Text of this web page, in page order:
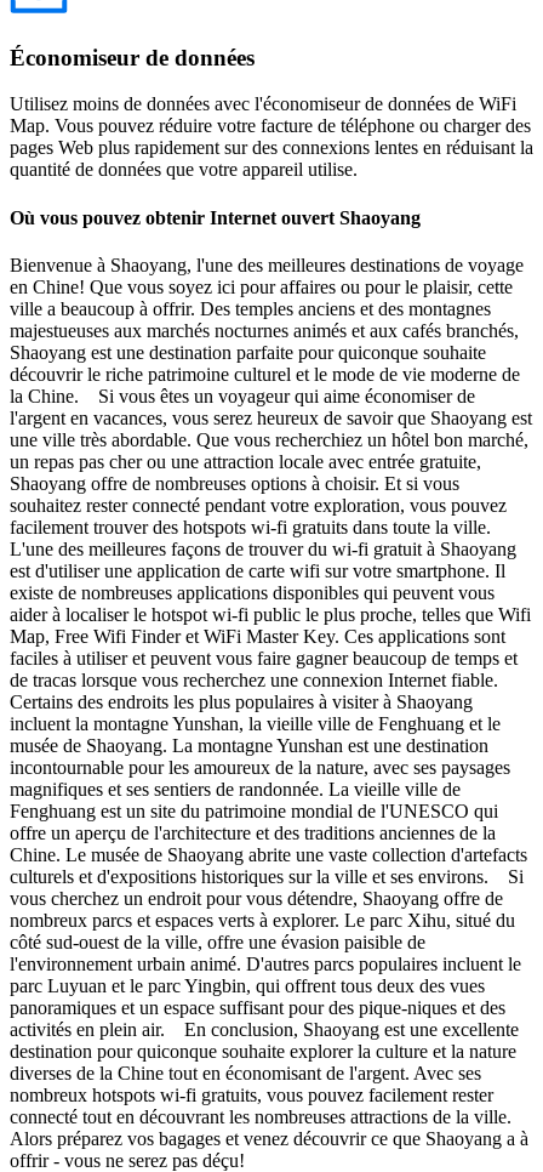
Économiseur de données
Utilisez moins de données avec l'économiseur de données de WiFi
Map. Vous pouvez réduire votre facture de téléphone ou charger des
pages Web plus rapidement sur des connexions lentes en réduisant la
quantité de données que votre appareil utilise.
Où vous pouvez obtenir Internet ouvert Shaoyang
Bienvenue à Shaoyang, l'une des meilleures destinations de voyage
en Chine! Que vous soyez ici pour affaires ou pour le plaisir, cette
ville a beaucoup à offrir. Des temples anciens et des montagnes
majestueuses aux marchés nocturnes animés et aux cafés branchés,
Shaoyang est une destination parfaite pour quiconque souhaite
découvrir le riche patrimoine culturel et le mode de vie moderne de
la Chine. Si vous êtes un voyageur qui aime économiser de
l'argent en vacances, vous serez heureux de savoir que Shaoyang est
une ville très abordable. Que vous recherchiez un hôtel bon marché,
un repas pas cher ou une attraction locale avec entrée gratuite,
Shaoyang offre de nombreuses options à choisir. Et si vous
souhaitez rester connecté pendant votre exploration, vous pouvez
facilement trouver des hotspots wi-fi gratuits dans toute la ville.
L'une des meilleures façons de trouver du wi-fi gratuit à Shaoyang
est d'utiliser une application de carte wifi sur votre smartphone. Il
existe de nombreuses applications disponibles qui peuvent vous
aider à localiser le hotspot wi-fi public le plus proche, telles que Wifi
Map, Free Wifi Finder et WiFi Master Key. Ces applications sont
faciles à utiliser et peuvent vous faire gagner beaucoup de temps et
de tracas lorsque vous recherchez une connexion Internet fiable.
Certains des endroits les plus populaires à visiter à Shaoyang
incluent la montagne Yunshan, la vieille ville de Fenghuang et le
musée de Shaoyang. La montagne Yunshan est une destination
incontournable pour les amoureux de la nature, avec ses paysages
magnifiques et ses sentiers de randonnée. La vieille ville de
Fenghuang est un site du patrimoine mondial de l'UNESCO qui
offre un aperçu de l'architecture et des traditions anciennes de la
Chine. Le musée de Shaoyang abrite une vaste collection d'artefacts
culturels et d'expositions historiques sur la ville et ses environs. Si
vous cherchez un endroit pour vous détendre, Shaoyang offre de
nombreux parcs et espaces verts à explorer. Le parc Xihu, situé du
côté sud-ouest de la ville, offre une évasion paisible de
l'environnement urbain animé. D'autres parcs populaires incluent le
parc Luyuan et le parc Yingbin, qui offrent tous deux des vues
panoramiques et un espace suffisant pour des pique-niques et des
activités en plein air. En conclusion, Shaoyang est une excellente
destination pour quiconque souhaite explorer la culture et la nature
diverses de la Chine tout en économisant de l'argent. Avec ses
nombreux hotspots wi-fi gratuits, vous pouvez facilement rester
connecté tout en découvrant les nombreuses attractions de la ville.
Alors préparez vos bagages et venez découvrir ce que Shaoyang a à
offrir - vous ne serez pas déçu!